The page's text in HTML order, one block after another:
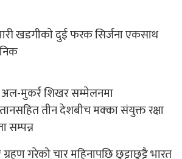
खडगीकाे दुई फरक सिर्जना एकसाथ
मुकर्र शिखर सम्मेलनमा
तीन देशबीच मक्का संयुक्त रक्षा
सम्पन्न
गरेको चार महिनापछि छुट्टाछुट्टै भारत